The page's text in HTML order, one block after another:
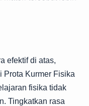
efektif di atas,
Prota Kurmer Fisika
fisika tidak
Tingkatkan rasa